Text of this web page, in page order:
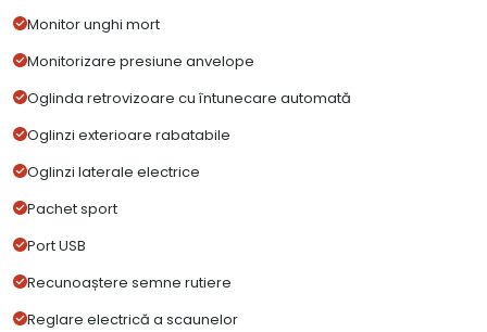
Monitor unghi mort
Monitorizare presiune anvelope
Oglinda retrovizoare cu întunecare automată
Oglinzi exterioare rabatabile
Oglinzi laterale electrice
Pachet sport
Port USB
Recunoaștere semne rutiere
Reglare electrică a scaunelor